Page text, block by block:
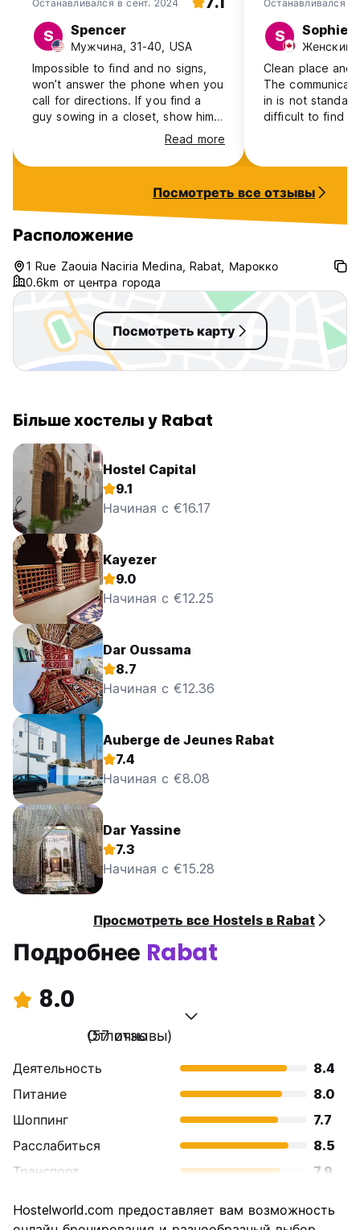
10. **Feedback and Concerns:** We value your feedback
and are here to assist you. Please inform the staff of any
concerns or issues during your stay.
Thank you for your cooperation in maintaining a pleasant
Останавливался в сент. 2024
S Spencer
Мужчина, 31-40, USA
Impossible to find and no signs,
won’t answer the phone when you
call for directions. If you find a
guy sowing in a closet, show him
the address—all the other locals
got lost trying to locate it.
Read more
Останавливался в
S Sophie
Женский,
Clean place and
The
in is not
difficult to find
Посмотреть все отзывы
Расположение
1 Rue Zaouia Naciria Medina, Rabat, Марокко
0.6km от центра города
Посмотреть карту
Більше хостелы у Rabat
Hostel Capital
9.1
Начиная с €16.17
Kayezer
9.0
Начиная с €12.25
Dar Oussama
8.7
Начиная с €12.36
Auberge de Jeunes Rabat
7.4
Начиная с €8.08
Dar Yassine
7.3
Начиная с €15.28
Просмотреть все Hostels в Rabat
Подробнее Rabat
8.0
Отлично
(57 отзывы)
Деятельность
8.4
Питание
8.0
Шоппинг
7.7
Расслабиться
8.5
Транспорт
7.9
достопримечательностей
8.2
Hostelworld.com предоставляет вам возможность